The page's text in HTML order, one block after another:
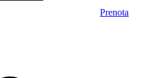
Prenota